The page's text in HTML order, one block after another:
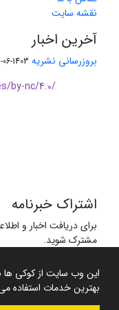
این وب سایت از کوکی ها
بهترین خدمات استفاده
نقشه سایت
آخرین اخبار
بروزرسانی نشریه 1403-06-11
by-nc/4.0/
اشتراک خبرنامه
برای دریافت اخبار و
مشترک شوید.